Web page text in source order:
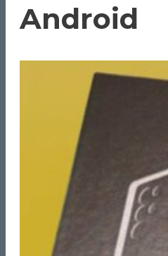
Android